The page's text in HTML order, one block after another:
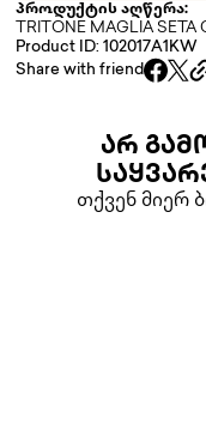
პროდუქტის აღწერა:
TRITONE MAGLIA SETA
Product ID: 102017A1KW
Share with friend
ᲐᲠ
თქვენ მიერ